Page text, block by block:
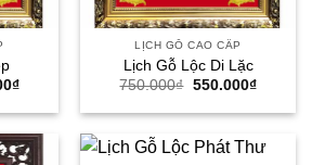
₫Giá
tại
550.000₫.
LỊCH GỖ CAO CẤP
Lịch Gỗ Lộc Di Lặc
750.000₫ Giá
là:
550.000₫Giá
tại